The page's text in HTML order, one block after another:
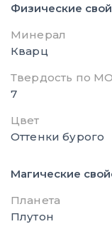
Физические
Минерал
Кварц
Твердость по
7
Цвет
Оттенки бурого
Магические
Планета
Плутон